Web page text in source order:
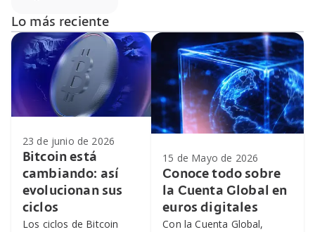
Lo más reciente
23 de junio de 2026
Bitcoin está
cambiando: así
evolucionan sus
ciclos
Los ciclos de Bitcoin
15 de Mayo de 2026
Conoce todo sobre
la Cuenta Global en
euros digitales
Con la Cuenta Global,